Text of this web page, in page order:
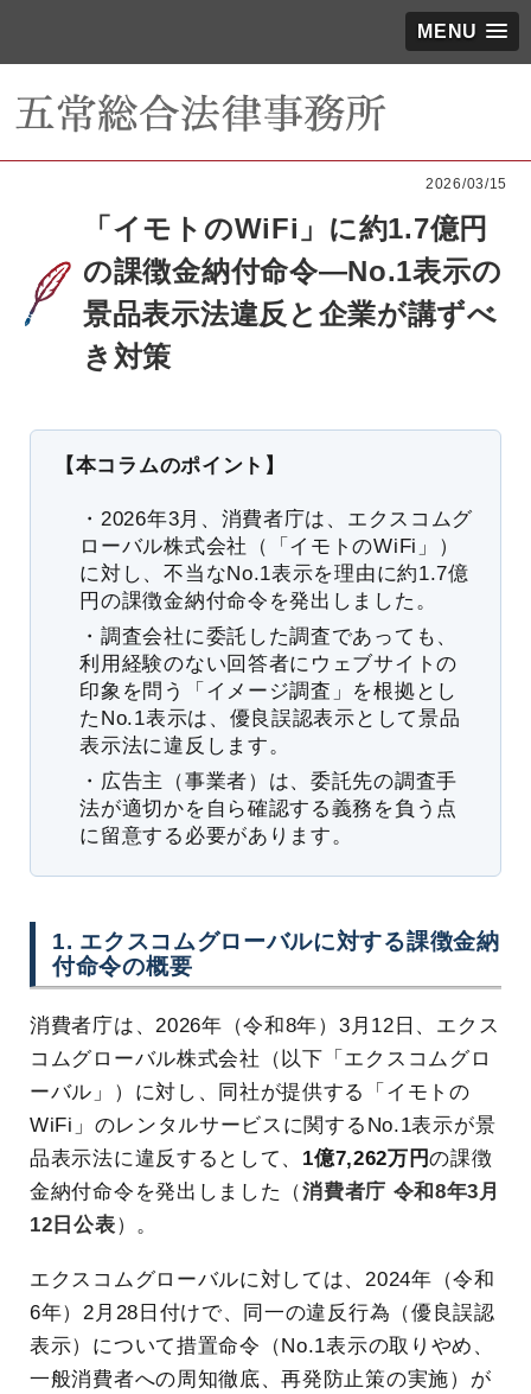
MENU
2026/03/15
「イモトのWiFi」に約1.7億円
の課徴金納付命令―No.1表示の
景品表示法違反と企業が講ずべ
き対策
【本コラムのポイント】
・2026年3月、消費者庁は、エクスコムグ
ローバル株式会社（「イモトのWiFi」）
に対し、不当なNo.1表示を理由に約1.7億
円の課徴金納付命令を発出しました。
・調査会社に委託した調査であっても、
利用経験のない回答者にウェブサイトの
印象を問う「イメージ調査」を根拠とし
たNo.1表示は、優良誤認表示として景品
表示法に違反します。
・広告主（事業者）は、委託先の調査手
法が適切かを自ら確認する義務を負う点
に留意する必要があります。
1. エクスコムグローバルに対する課徴金納
付命令の概要
消費者庁は、2026年（令和8年）3月12日、エクス
コムグローバル株式会社（以下「エクスコムグロ
ーバル」）に対し、同社が提供する「イモトの
WiFi」のレンタルサービスに関するNo.1表示が景
品表示法に違反するとして、 1億7,262万円の課徴
金納付命令を発出しました（消費者庁 令和8年3月
12日公表）。
エクスコムグローバルに対しては、2024年（令和
6年）2月28日付けで、同一の違反行為（優良誤認
表示）について措置命令（No.1表示の取りやめ、
一般消費者への周知徹底、再発防止策の実施）が